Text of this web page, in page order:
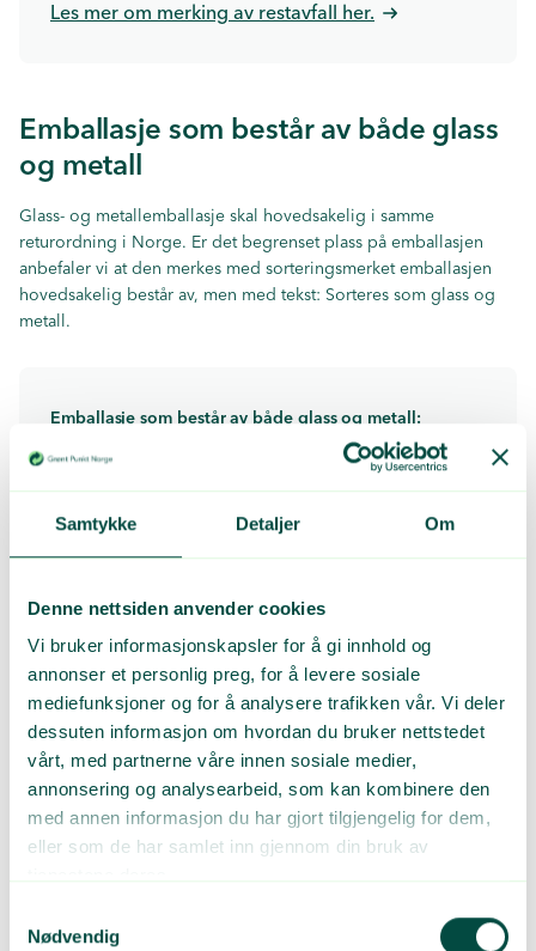
Samtykke Detaljer Om
Denne nettsiden anvender cookies
Vi bruker informasjonskapsler for å gi innhold og
annonser et personlig preg, for å levere sosiale
mediefunksjoner og for å analysere trafikken vår. Vi deler
dessuten informasjon om hvordan du bruker nettstedet
vårt, med partnerne våre innen sosiale medier,
annonsering og analysearbeid, som kan kombinere den
med annen informasjon du har gjort tilgjengelig for dem,
eller som de har samlet inn gjennom din bruk av
Nødvendig
Les mer om merking av restavfall her.
Emballasje som består av både glass
og metall
Glass- og metallemballasje skal hovedsakelig i samme
returordning i Norge. Er det begrenset plass på emballasjen
anbefaler vi at den merkes med sorteringsmerket emballasjen
hovedsakelig består av, men med tekst: Sorteres som glass og
metall.
Emballasje som består av både glass og metall:
Emballasje som består av metall og
annet materiale
Emballasjen skal merkes med flere piktogrammer, hvis den
består av flere emballasjematerialer som det er enkelt å skille fra
hverandre. Mindre plastdeler, som korker og lignende med mål
under 5X5X5 cm, må ikke merkes for separat sortering.
Størrelse